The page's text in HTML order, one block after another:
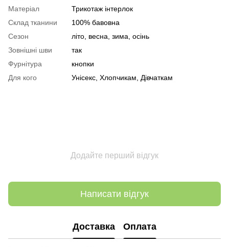
Матеріал
Трикотаж інтерлок
Склад тканини
100% бавовна
Сезон
літо, весна, зима, осінь
Зовнішні шви
так
Фурнітура
кнопки
Для кого
Унісекс, Хлопчикам, Дівчаткам
Додайте перший відгук
Написати відгук
Доставка Оплата